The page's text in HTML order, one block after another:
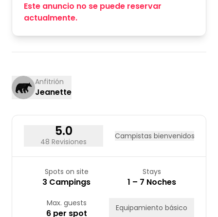
Este anuncio no se puede reservar
actualmente.
Anfitrión
Jeanette
5.0
48 Revisiones
Campistas bienvenidos
Spots on site
3 Campings
Stays
1 – 7 Noches
Max. guests
6 per spot Equipamiento básico